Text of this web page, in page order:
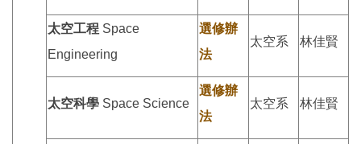
太空工程 Space
Engineering
選修辦
法
太空系 林佳賢
太空科學 Space Science
選修辦
法
太空系 林佳賢